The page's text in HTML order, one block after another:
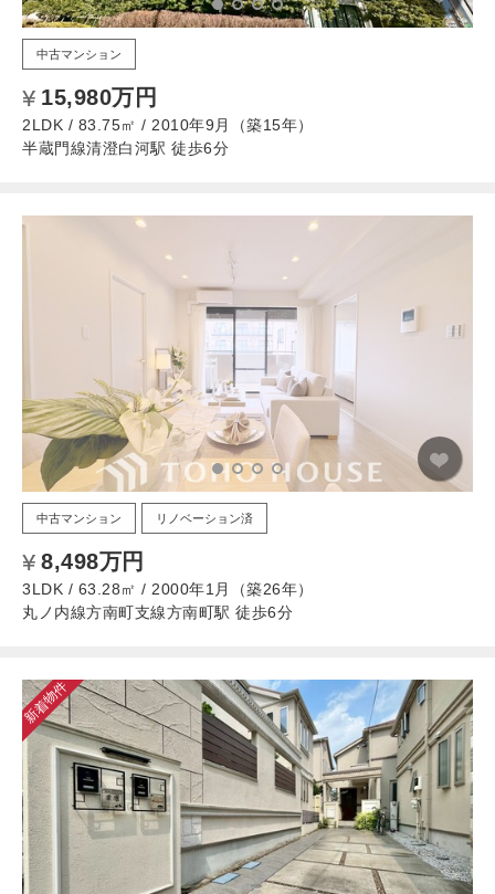
中古マンション
15,980万円
2LDK / 83.75㎡ / 2010年9月（築15年）
半蔵門線清澄白河駅 徒歩6分
中古マンション リノベーション済
8,498万円
3LDK / 63.28㎡ / 2000年1月（築26年）
丸ノ内線方南町支線方南町駅 徒歩6分
新着物件